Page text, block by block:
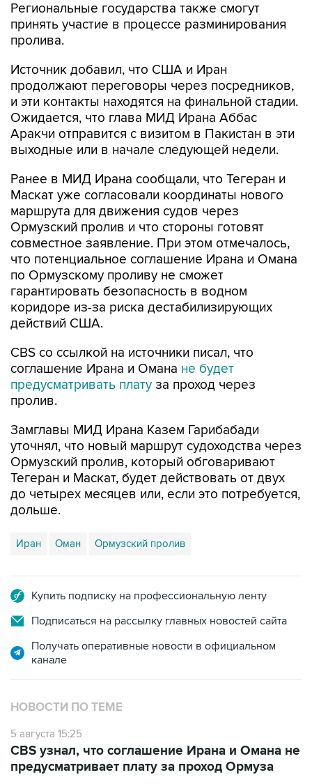
Региональные государства также смогут
принять участие в процессе разминирования
пролива.
Источник добавил, что США и Иран
продолжают переговоры через посредников,
и эти контакты находятся на финальной стадии.
Ожидается, что глава МИД Ирана Аббас
Аракчи отправится с визитом в Пакистан в эти
выходные или в начале следующей недели.
Ранее в МИД Ирана сообщали, что Тегеран и
Маскат уже согласовали координаты нового
маршрута для движения судов через
Ормузский пролив и что стороны готовят
совместное заявление. При этом отмечалось,
что потенциальное соглашение Ирана и Омана
по Ормузскому проливу не сможет
гарантировать безопасность в водном
коридоре из-за риска дестабилизирующих
действий США.
CBS со ссылкой на источники писал, что
соглашение Ирана и Омана не будет
предусматривать плату за проход через
пролив.
Замглавы МИД Ирана Казем Гарибабади
уточнял, что новый маршрут судоходства через
Ормузский пролив, который обговаривают
Тегеран и Маскат, будет действовать от двух
до четырех месяцев или, если это потребуется,
дольше.
Иран Оман Ормузский пролив
Купить подписку на профессиональную ленту
Подписаться на рассылку главных новостей сайта
Получать оперативные новости в официальном
канале
НОВОСТИ ПО ТЕМЕ
5 августа 15:25
CBS узнал, что соглашение Ирана и Омана не
предусматривает плату за проход Ормуза